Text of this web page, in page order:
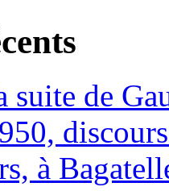
suite de
à